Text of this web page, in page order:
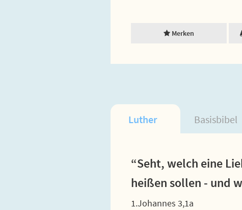
Merken
Luther Basisbibel
“Seht, welch eine
heißen sollen - und
1.Johannes 3,1a